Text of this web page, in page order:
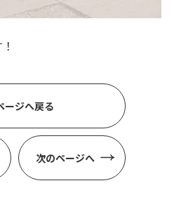
ージへ戻る
次のページへ